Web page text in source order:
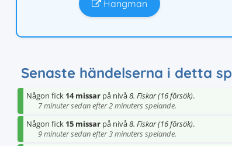
Hangman
Senaste händelserna i detta
Någon fick 14 missar på nivå8. Fiskar (16 försök).
7 minuter sedan efter 2 minuters spelande.
Någon fick 15 missar på nivå8. Fiskar (16 försök).
9 minuter sedan efter 3 minuters spelande.